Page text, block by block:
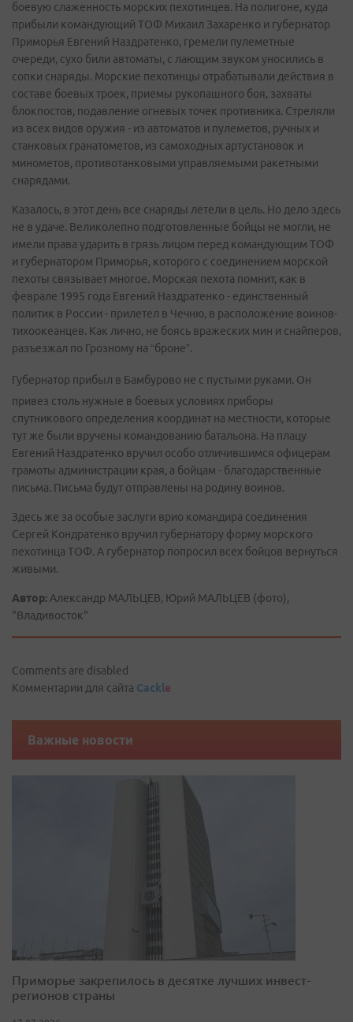
боевую слаженность морских пехотинцев. На полигоне, куда
прибыли командующий ТОФ Михаил Захаренко и губернатор
Приморья Евгений Наздратенко, гремели пулеметные
очереди, сухо били автоматы, с лающим звуком уносились в
сопки снаряды. Морские пехотинцы отрабатывали действия в
составе боевых троек, приемы рукопашного боя, захваты
блокпостов, подавление огневых точек противника. Стреляли
из всех видов оружия - из автоматов и пулеметов, ручных и
станковых гранатометов, из самоходных артустановок и
минометов, противотанковыми управляемыми ракетными
снарядами.
Казалось, в этот день все снаряды летели в цель. Но дело здесь
не в удаче. Великолепно подготовленные бойцы не могли, не
имели права ударить в грязь лицом перед командующим ТОФ
и губернатором Приморья, которого с соединением морской
пехоты связывает многое. Морская пехота помнит, как в
феврале 1995 года Евгений Наздратенко - единственный
политик в России - прилетел в Чечню, в расположение воинов-
тихоокеанцев. Как лично, не боясь вражеских мин и снайперов,
разъезжал по Грозному на “броне”.
Губернатор прибыл в Бамбурово не с пустыми руками. Он
привез столь нужные в боевых условиях приборы
спутникового определения координат на местности, которые
тут же были вручены командованию батальона. На плацу
Евгений Наздратенко вручил особо отличившимся офицерам
грамоты администрации края, а бойцам - благодарственные
письма. Письма будут отправлены на родину воинов.
Здесь же за особые заслуги врио командира соединения
Сергей Кондратенко вручил губернатору форму морского
пехотинца ТОФ. А губернатор попросил всех бойцов вернуться
живыми.
Автор: Александр МАЛЬЦЕВ, Юрий МАЛЬЦЕВ (фото),
"Владивосток"
Comments are disabled
Комментарии для сайта Cackle
Важные новости
Приморье закрепилось в десятке лучших инвест-
регионов страны